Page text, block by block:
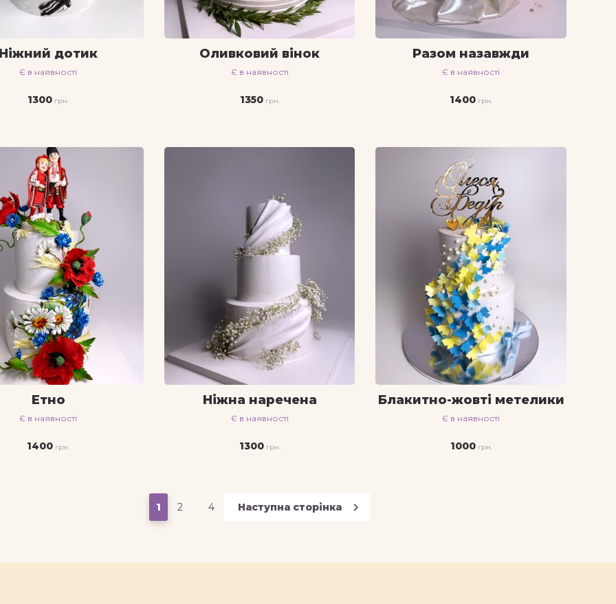
дотик
Є в наявності
1300
Оливковий вінок
Є в наявності
1350
Разом назавжди
Є в наявності
1400
Етно
Є в наявності
1400
Ніжна наречена
Є в наявності
1300
Блакитно-жовті метелики
Є в наявності
1000
1 2 4 navigate_next